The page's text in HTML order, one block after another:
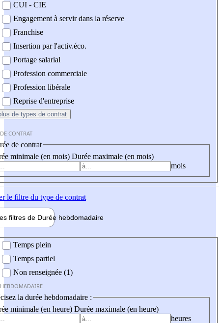
CUI - CIE
Engagement à servir dans la réserve
Franchise
Insertion par l'activ.éco.
Portage salarial
Profession commerciale
Profession libérale
Reprise d'entreprise
de types de contrat
CONTRAT
de contrat
minimale (en mois) Durée maximale (en mois)
mois
le filtre du type de contrat
filtres de Durée hebdomadaire
Temps plein
Temps partiel
Non renseignée (1)
la durée hebdomadaire :
minimale (en heure) Durée maximale (en heure)
heures